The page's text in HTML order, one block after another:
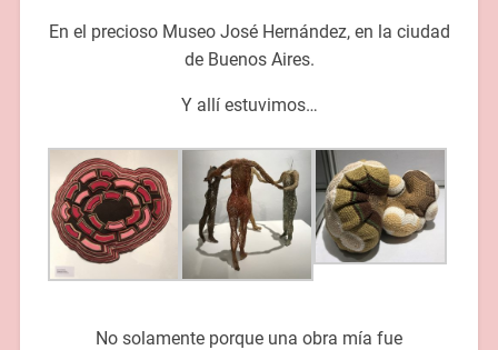
En el precioso Museo José Hernández, en la ciudad
de Buenos Aires.
Y allí estuvimos…
No solamente porque una obra mía fue